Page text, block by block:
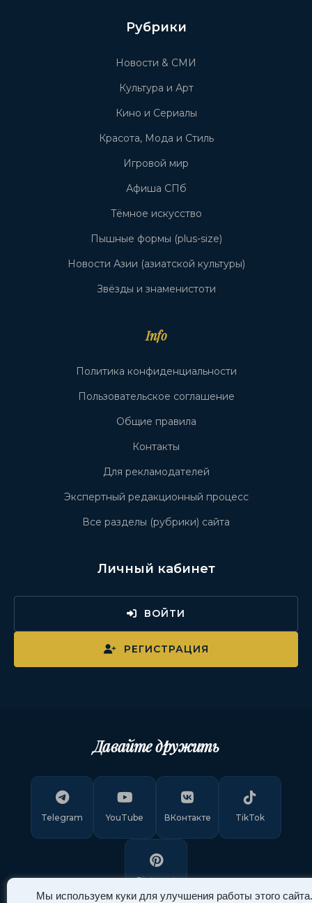
Мы используем куки для улучшения работы этого сайта.
Рубрики
Новости & СМИ
Культура и Арт
Кино и Сериалы
Красота, Мода и Стиль
Игровой мир
Афиша СПб
Тёмное искусство
Пышные формы (plus-size)
Новости Азии (азиатской культуры)
Звёзды и знаменистоти
Info
Политика конфиденциальности
Пользовательское соглашение
Общие правила
Контакты
Для рекламодателей
Экспертный редакционный процесс
Все разделы (рубрики) сайта
Личный кабинет
ВОЙТИ
РЕГИСТРАЦИЯ
Давайте дружить
Telegram YouTube ВКонтакте TikTok
Pinterest